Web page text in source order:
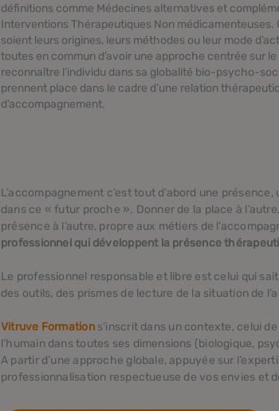
définitions comme Médecines alternatives et
Interventions Thérapeutiques Non médicamenteuses.
soient leurs origines, leurs méthodes ou leur mode
toutes en commun d’avoir une approche centrée sur
reconnaître l’individu dans sa globalité bio-psycho-
prennent place dans le cadre d’une relation
d’accompagnement.
L’accompagnement c’est tout d’abord une
dans ce « futur proche ». Donner de la place à
présence à l’autre, propre aux métiers de
professionnel qui développent la présence
Le professionnel responsable et libre est celui qui
des outils, des prismes de lecture de la situation de
Vitruve Formation s’inscrit dans un contexte, celui
l’humain dans toutes ses dimensions (biologique,
A partir d’une approche globale, appuyée sur
professionnalisation respectueuse de vos envies et